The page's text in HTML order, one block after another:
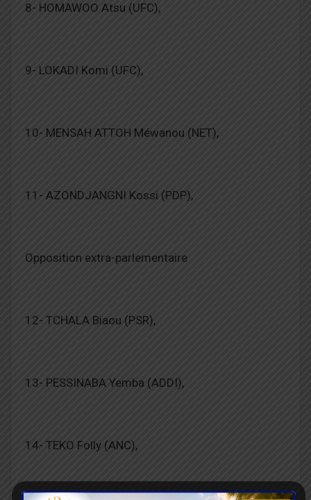
8- HOMAWOO Atsu (UFC),
9- LOKADI Komi (UFC),
10- MENSAH ATTOH Méwanou (NET),
11- AZONDJANGNI Kossi (PDP),
Opposition extra-parlementaire
12- TCHALA Biaou (PSR),
13- PESSINABA Yemba (ADDI),
14- TEKO Folly (ANC),